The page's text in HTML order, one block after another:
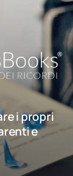
i propri
e